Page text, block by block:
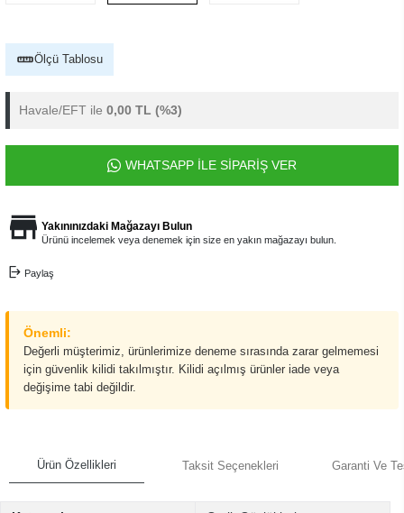
Ölçü Tablosu
Havale/EFT ile 0,00 TL (%3)
WHATSAPP İLE SİPARİŞ VER
Yakınınızdaki Mağazayı Bulun
Ürünü incelemek veya denemek için size en yakın mağazayı bulun.
Paylaş
Önemli:
Değerli müşterimiz, ürünlerimize deneme sırasında zarar gelmemesi
için güvenlik kilidi takılmıştır. Kilidi açılmış ürünler iade veya
değişime tabi değildir.
Ürün Özellikleri Taksit Seçenekleri Garanti Ve